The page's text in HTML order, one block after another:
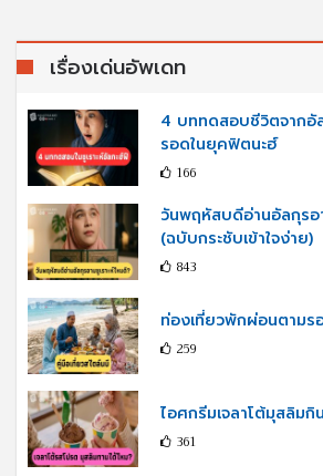
เรื่องเด่นอัพเดท
4 บททดสอบชีวิตจากอั
รอดในยุคฟิตนะฮ์
166
วันพฤหัสบดีอ่านอัลกุรอ
(ฉบับกระชับเข้าใจง่าย)
843
ท่องเที่ยวพักผ่อนตาม
259
ไอศกรีมเจลาโต้มุสลิมกิ
361